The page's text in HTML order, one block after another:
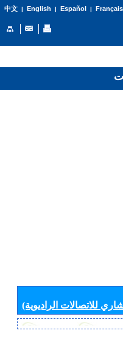
中文| English | Español | Français
للاتصالات الراديوية)